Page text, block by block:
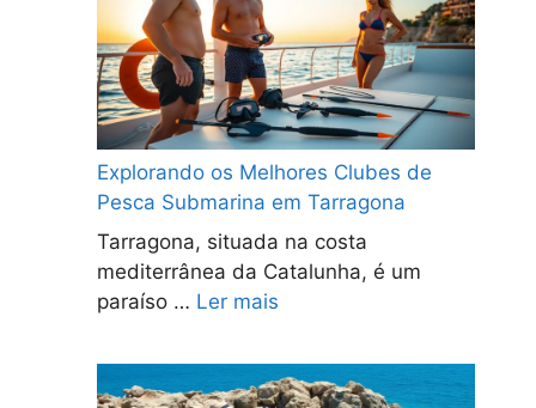
Explorando os Melhores Clubes de
Pesca Submarina em Tarragona
Tarragona, situada na costa
mediterrânea da Catalunha, é um
paraíso … Ler mais